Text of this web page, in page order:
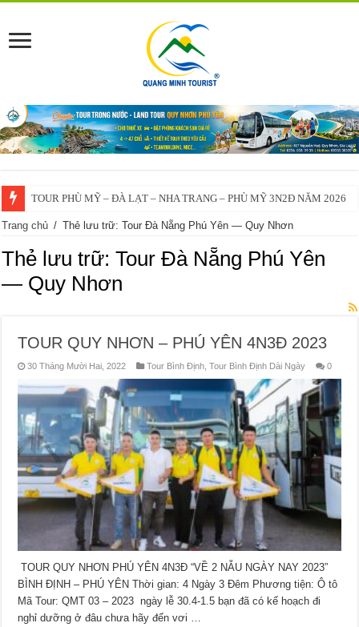
TOUR PHÙ MỸ – ĐÀ LẠT – NHA TRANG – PHÙ MỸ 3N2Đ NĂM 2026
Trang chủ / Thẻ lưu trữ: Tour Đà Nẵng Phú Yên — Quy Nhơn
Thẻ lưu trữ:Tour Đà Nẵng Phú Yên
— Quy Nhơn
TOUR QUY NHƠN – PHÚ YÊN 4N3Đ 2023
30 Tháng Mười Hai, 2022 Tour Bình Định,Tour Bình Định Dài Ngày 0
TOUR QUY NHƠN PHÚ YÊN 4N3Đ “VỀ 2 NẪU NGÀY NAY 2023”
BÌNH ĐỊNH – PHÚ YÊN Thời gian: 4 Ngày 3 Đêm Phương tiện: Ô tô
Mã Tour: QMT 03 – 2023 ngày lễ 30.4-1.5 bạn đã có kế hoạch đi
nghỉ dưỡng ở đâu chưa hãy đến vơi …